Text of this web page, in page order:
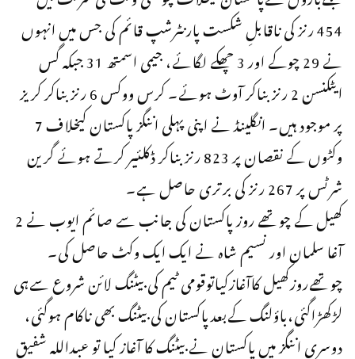
454 رنز کی ناقابلِ شکست پارنٹرشپ قائم کی جس میں انہوں
نے 29 چوکے اور 3 چھکے لگائے، جیمی اسمتھ 31 جبکہ گس
ایٹکنسن 2 رنز بناکر آوٹ ہوئے۔ کرس ووکس 6 رنز بناکر کریز
پر موجود ہیں۔ انگلینڈ نے اپنی پہلی اننگز پاکستان کیخلاف 7
وکٹوں کے نقصان پر 823 رنز بناکر ڈکلئیر کرتے ہوئے گرین
شرٹس پر 267 رنز کی برتری حاصل ہے۔
کھیل کے چوتھے روز پاکستان کی جانب سے صائم ایوب نے 2
آغا سلمان اور نسیم شاہ نے ایک ایک وکٹ حاصل کی۔
چوتھےروزکھیل کاآغازکیاتوقومی ٹیم کی بیٹنگ لائن شروع سےہی
لڑکھڑاگئی،باؤلنگ کےبعدپاکستان کی بیٹنگ بھی ناکام ہوگئی،
دوسری اننگز میں پاکستان نے بیٹنگ کا آغاز کیا تو عبداللہ شفیق